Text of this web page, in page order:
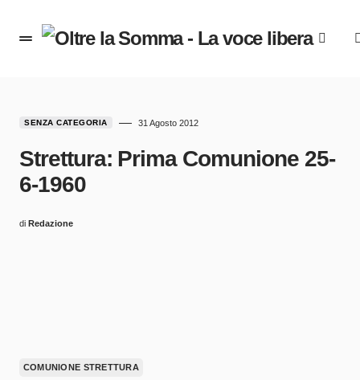
SENZA CATEGORIA 31 Agosto 2012
Strettura: Prima Comunione 25-
6-1960
di Redazione
COMUNIONE STRETTURA